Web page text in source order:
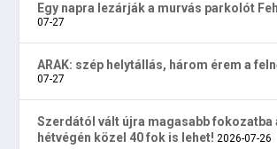
Egy napra lezárják a murvás parkolót
07-27
ARAK: szép helytállás, három érem a
07-27
Szerdától vált újra magasabb fokozatba
hétvégén közel 40 fok is lehet! 2026-07-26